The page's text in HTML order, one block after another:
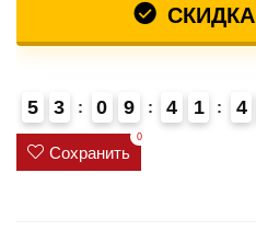
СКИДКА
5 3 0 9 4 1 4
Сохранить
0